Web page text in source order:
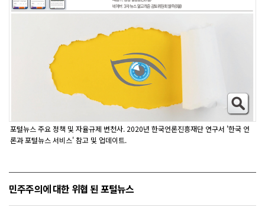
포털뉴스 주요 정책 및 자율규제 변천사. 2020년 한국언론진흥재단 연구서 '한국 언
론과 포털뉴스 서비스' 참고 및 업데이트.
민주주의에 대한 위협 된 포털뉴스